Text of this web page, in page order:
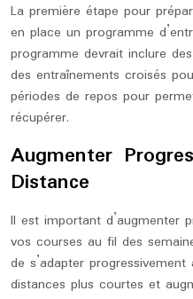
La première étape pour
en place un programme
programme devrait inclure
des entraînements croisés
périodes de repos pour
récupérer.
Augmenter
Distance
Il est important d’augmenter
vos courses au fil des
de s’adapter
distances plus courtes et